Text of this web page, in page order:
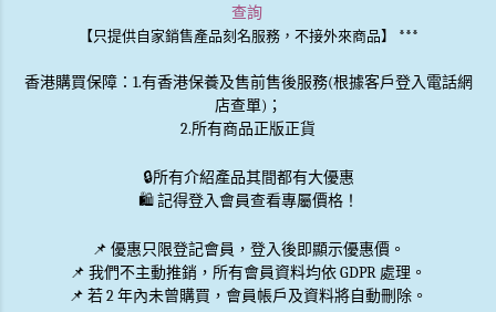
查詢
【只提供自家銷售產品刻名服務，不接外來商品】 ***
香港購買保障：1.有香港保養及售前售後服務(根據客戶登入電話網
店查單)；
2.所有商品正版正貨
🔒所有介紹產品其間都有大優惠
🛍️ 記得登入會員查看專屬價格！
📌 優惠只限登記會員 ，登入後即顯示優惠價。
📌 我們不主動推銷 ，所有會員資料均依 GDPR 處理。
📌 若 2 年內未曾購買，會員帳戶及資料將自動刪除。